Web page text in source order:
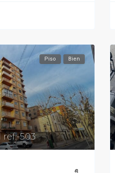
Piso Bien
503